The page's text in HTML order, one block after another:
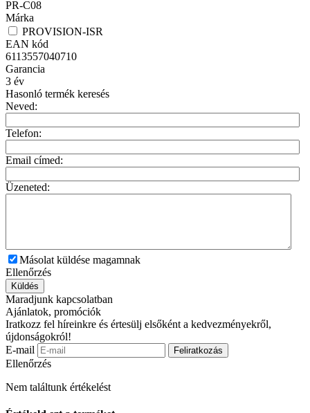
PR-C08
Márka
PROVISION-ISR
EAN kód
6113557040710
Garancia
3 év
Hasonló termék keresés
Neved:
Telefon:
Email címed:
Üzeneted:
Másolat küldése magamnak
Ellenőrzés
Küldés
Maradjunk kapcsolatban
Ajánlatok, promóciók
Iratkozz fel híreinkre és értesülj elsőként a kedvezményekről,
újdonságokról!
E-mail
Feliratkozás
Ellenőrzés
Nem találtunk értékelést